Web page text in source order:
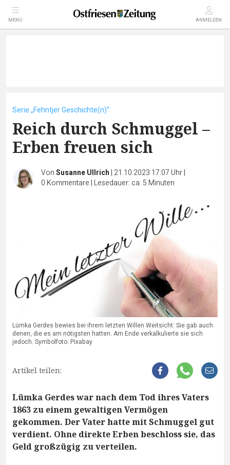
MENÜ ANMELDEN
Serie „Fehntjer Geschichte(n)“
Reich durch Schmuggel –
Erben freuen sich
VonSusanne Ullrich | 21.10.2023 17:07 Uhr|
0 Kommentare | Lesedauer: ca. 5 Minuten
Lümka Gerdes bewies bei ihrem letzten Willen Weitsicht: Sie gab auch
denen, die es am nötigsten hatten. Am Ende verkalkulierte sie sich
jedoch. Symbolfoto: Pixabay
Artikel teilen:
Lümka Gerdes war nach dem Tod ihres Vaters
1863 zu einem gewaltigen Vermögen
gekommen. Der Vater hatte mit Schmuggel gut
verdient. Ohne direkte Erben beschloss sie, das
Geld großzügig zu verteilen.